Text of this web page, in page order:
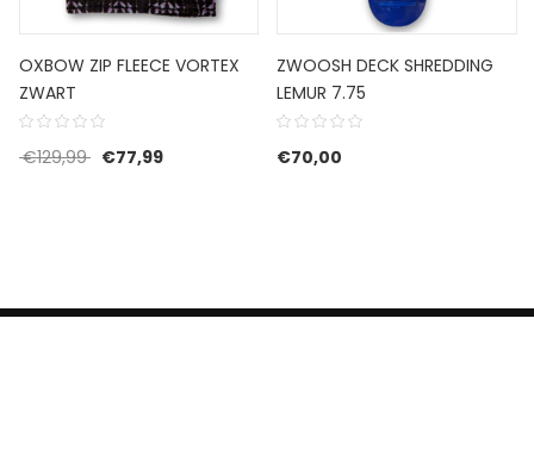
€85,00.
€51,00.
OXBOW ZIP FLEECE VORTEX
ZWART
€129,99 Oorspronkelijke prijs was: €129,99.
€77,99Huidige prijs is: €77,99.
ZWOOSH DECK SHREDDING
LEMUR 7.75
€70,00